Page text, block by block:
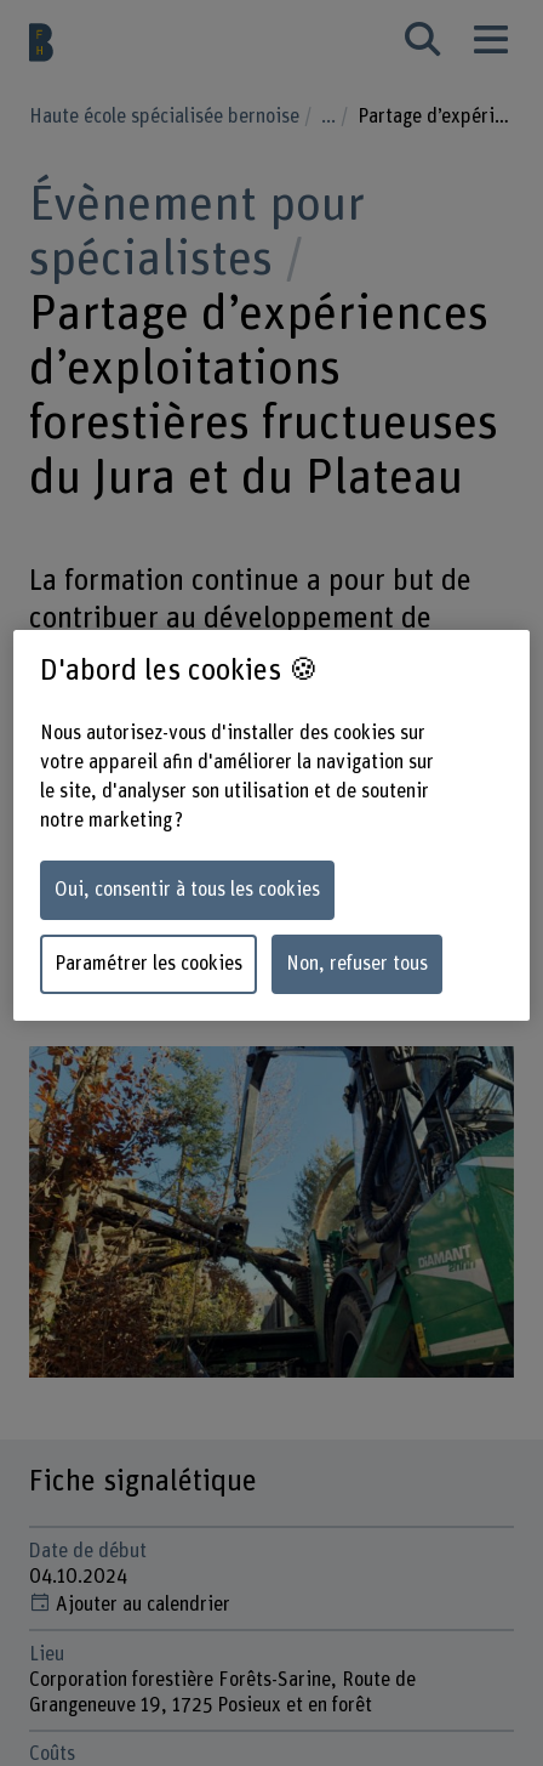
Haute école spécialisée bernoise ... Partage d’expériences d’exploitations forestières fructueuses du Jura et du Plateau
Évènement pour
spécialistes
Partage d’expériences
d’exploitations
forestières fructueuses
du Jura et du Plateau
La formation continue a pour but de
contribuer au développement de
solutions innovantes, durables et
économiquement durable les fonctions
de la forêt au sein de sa propre
exploitation.
Le 04.10.2024 – Corporation
forestière Forêts-Sarine, Route de
Grangeneuve 19, 1725 Posieux et en
forêt
Fiche signalétique
Date de début
04.10.2024
Ajouter au calendrier
Lieu
Corporation forestière Forêts-Sarine, Route de
Grangeneuve 19, 1725 Posieux et en forêt
Coûts
D'abord les cookies 🍪
Nous autorisez-vous d'installer des cookies sur
votre appareil afin d'améliorer la navigation sur
le site, d'analyser son utilisation et de soutenir
notre marketing ?
Oui, consentir à tous les cookies
Paramétrer les cookies Non, refuser tous